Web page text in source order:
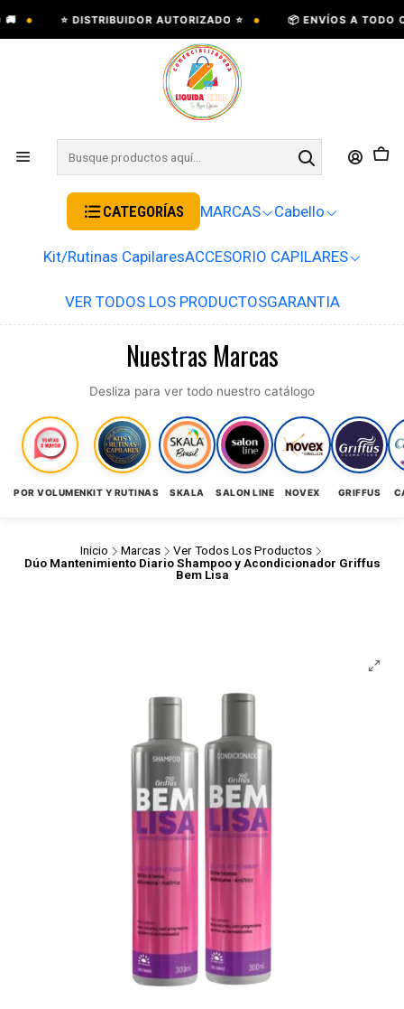
• ⭐ DISTRIBUIDOR AUTORIZADO ⭐ • 📦 ENVÍOS A TODO
CATEGORÍAS MARCAS Cabello
Kit/Rutinas CapilaresACCESORIO CAPILARES
VER TODOS LOS PRODUCTOSGARANTIA
Nuestras Marcas
Desliza para ver todo nuestro catálogo
POR VOLUMENKIT Y RUTINAS SKALA SALON LINE NOVEX GRIFFUS
Inicio Marcas
Ver Todos Los Productos
Dúo Mantenimiento Diario Shampoo y Acondicionador Griffus
Bem Lisa